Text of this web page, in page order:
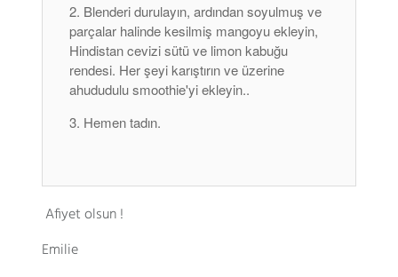
Blenderi durulayın, ardından soyulmuş ve
parçalar halinde kesilmiş mangoyu ekleyin,
Hindistan cevizi sütü ve limon kabuğu
rendesi. Her şeyi karıştırın ve üzerine
ahududulu smoothie'yi ekleyin..
Hemen tadın.
Afiyet olsun !
Emilie